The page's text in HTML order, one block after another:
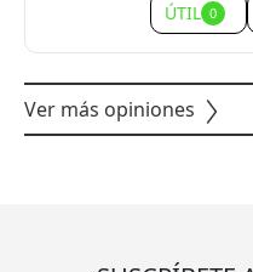
ÚTIL 0
Ver más opiniones